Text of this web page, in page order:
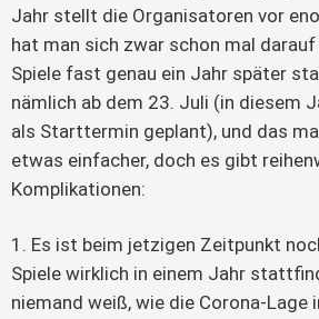
Jahr stellt die Organisatoren vor
hat man sich zwar schon mal
Spiele fast genau ein Jahr später
nämlich ab dem 23. Juli (in diesem
als Starttermin geplant), und das
etwas einfacher, doch es gibt
Komplikationen:
1. Es ist beim jetzigen Zeitpunkt
Spiele wirklich in einem Jahr
niemand weiß, wie die Corona-Lage